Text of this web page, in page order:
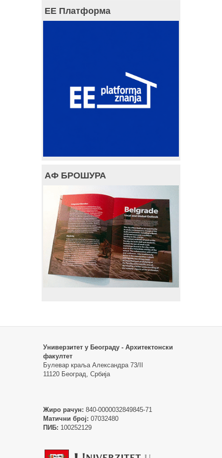
ЕЕ Платформа
АФ БРОШУРА
Универзитет у Београду - Архитектонски
факултет
Булевар краља Александра 73/II
11120 Београд, Србија
Жиро рачун: 840-0000032849845-71
Матични број: 07032480
ПИБ: 100252129